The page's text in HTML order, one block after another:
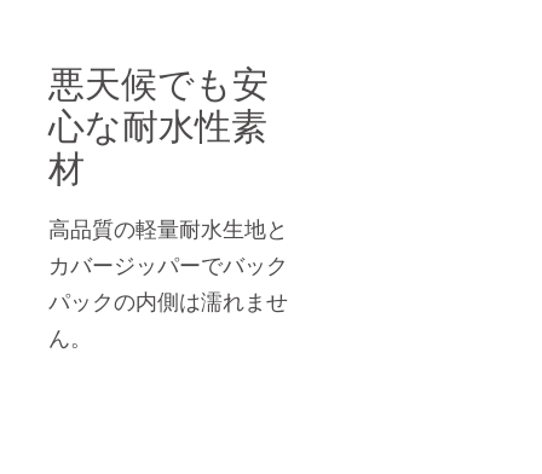
悪天候でも安
心な耐水性素
材
高品質の軽量耐水生地と
カバージッパーでバック
パックの内側は濡れませ
ん。